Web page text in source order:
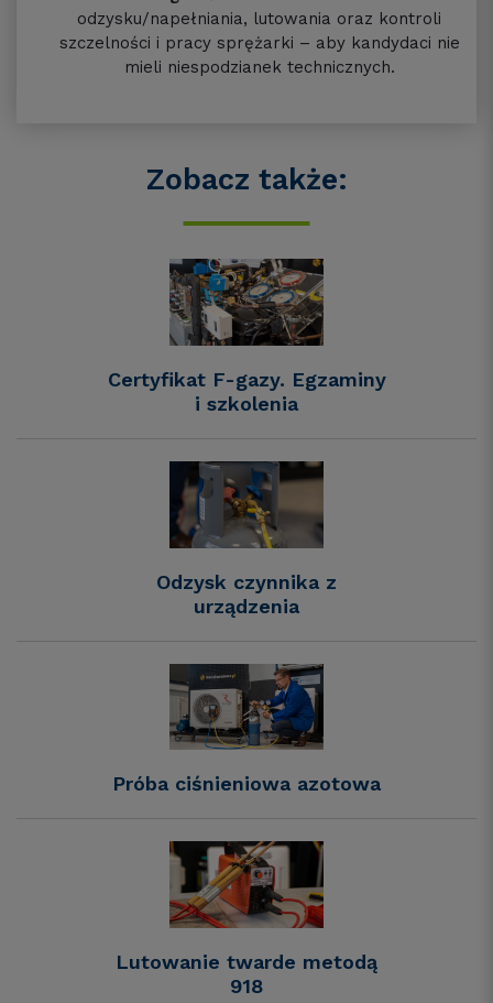
odzysku/napełniania, lutowania oraz kontroli
szczelności i pracy sprężarki – aby kandydaci nie
mieli niespodzianek technicznych.
Zobacz także:
Certyfikat F-gazy. Egzaminy
i szkolenia
Odzysk czynnika z
urządzenia
Próba ciśnieniowa azotowa
Lutowanie twarde metodą
918